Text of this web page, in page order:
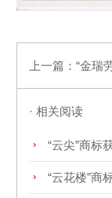
上一篇： “金瑞
· 相关阅读
“云尖”商标
“云花楼”商